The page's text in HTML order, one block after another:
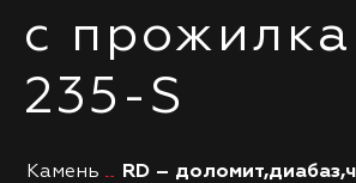
с
235-S
Камень
RD –